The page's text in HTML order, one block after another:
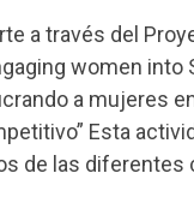
a través del
women into
a mujeres
Esta
de las diferentes